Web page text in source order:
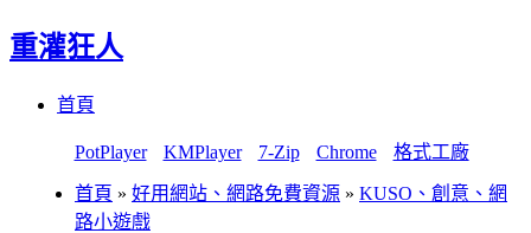
重灌狂人
首頁
PotPlayer KMPlayer 7-Zip Chrome 格式工廠
首頁 » 好用網站、網路免費資源 » KUSO、創意、網
路小遊戲